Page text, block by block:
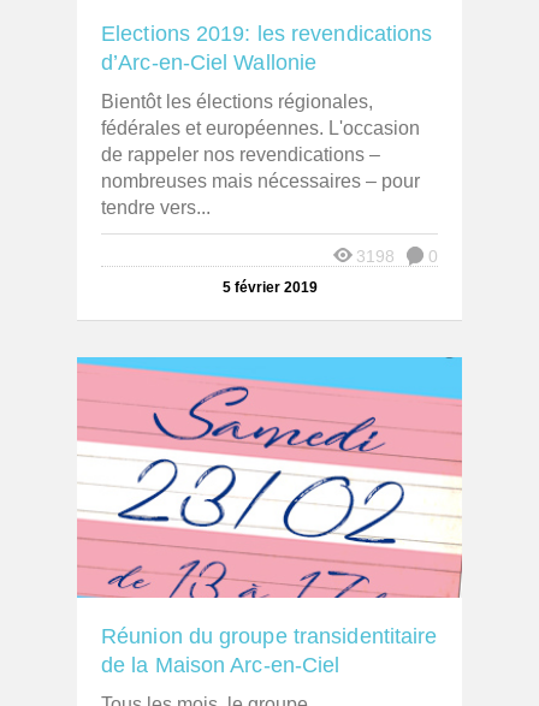
Elections 2019: les revendications
d’Arc-en-Ciel Wallonie
Bientôt les élections régionales,
fédérales et européennes. L'occasion
de rappeler nos revendications –
nombreuses mais nécessaires – pour
tendre vers...
0
3198
5 février 2019
Réunion du groupe transidentitaire
de la Maison Arc-en-Ciel